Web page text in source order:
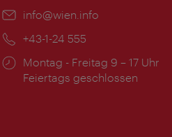
Email:
info@wien.info
Telefon:
+43-1-24 555
Öffnungszeiten:
Montag - Freitag 9 – 17 Uhr
Feiertags geschlossen